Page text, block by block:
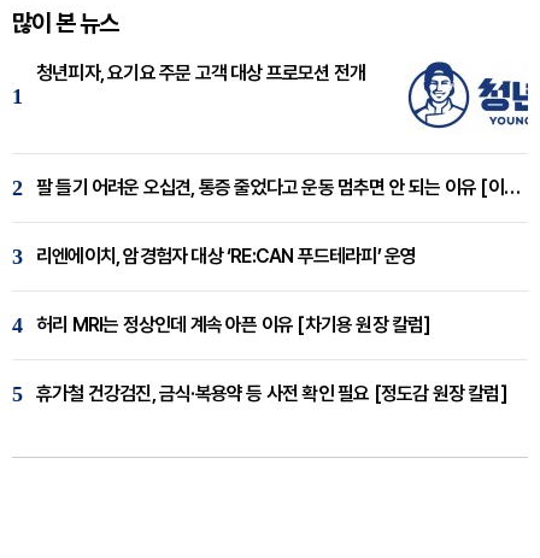
많이 본 뉴스
1
청년피자, 요기요 주문 고객 대상 프로모션 전개
2 팔 들기 어려운 오십견, 통증 줄었다고 운동 멈추면 안 되는 이유 [이병욱 원장 칼럼]
3 리엔에이치, 암경험자 대상 ‘RE:CAN 푸드테라피’ 운영
4 허리 MRI는 정상인데 계속 아픈 이유 [차기용 원장 칼럼]
5 휴가철 건강검진, 금식·복용약 등 사전 확인 필요 [정도감 원장 칼럼]